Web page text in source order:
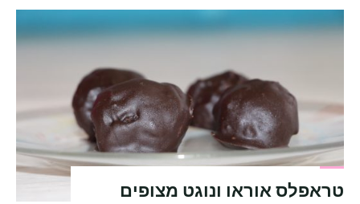
ושוקולד
לבן
טראפלס אוראו ונוגט מצופים